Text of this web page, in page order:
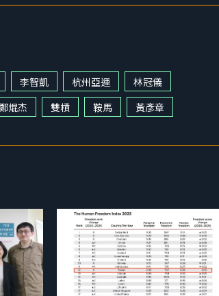
李智凱 杭州亞運
林冠儀
焜杰 雙槓 鞍馬 黃彥章